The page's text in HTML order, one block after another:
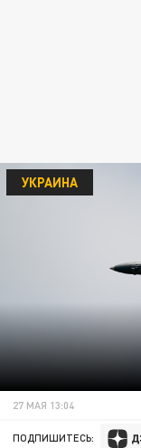
УКРАИНА
27 МАЯ 13:04
ПОДПИШИТЕСЬ: